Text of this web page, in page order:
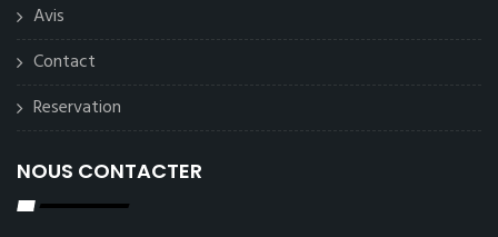
Avis
Contact
Reservation
NOUS CONTACTER